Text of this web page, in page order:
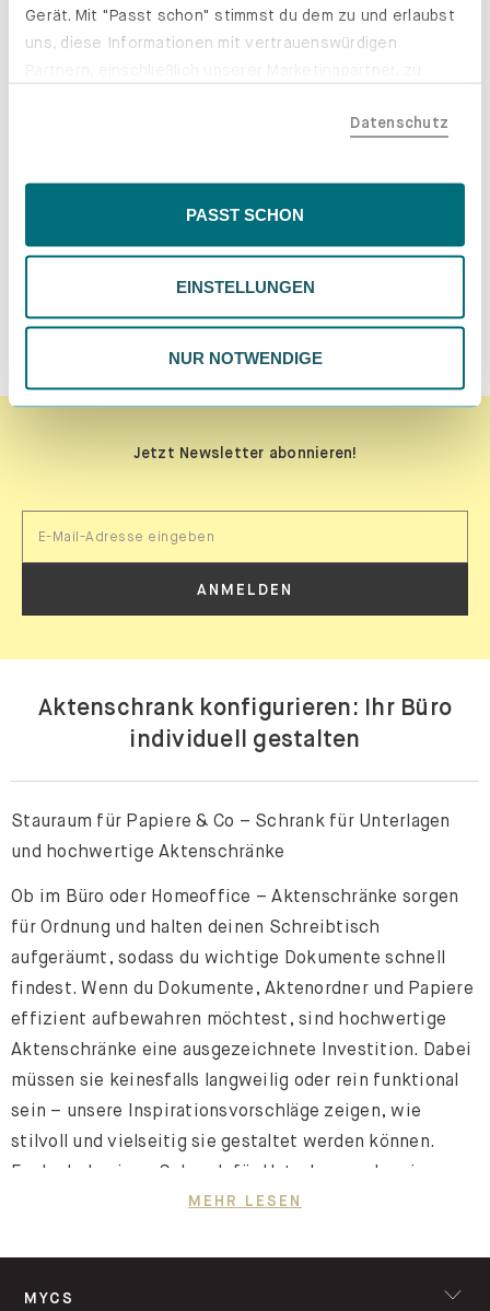
Gerät. Mit "Passt schon" stimmst du dem zu und erlaubst
uns, diese Informationen mit vertrauenswürdigen
der EU, beispielsweise in den USA, verarbeitet werden
Inhalte eingeschränkt sein könnten. Wähle
deiner Präferenzen. Du kannst deine Wahl jederzeit
ändern. Weitere Informationen findest du in unserer
Datenschutzrichtlinie.
Datenschutz
PASST SCHON
EINSTELLUNGEN
NUR NOTWENDIGE
deinen Hängeschrank ganz einfach
Jetzt Newsletter abonnieren!
ANMELDEN
Aktenschrank konfigurieren: Ihr Büro
individuell gestalten
Stauraum für Papiere & Co – Schrank für Unterlagen
und hochwertige Aktenschränke
Ob im Büro oder Homeoffice – Aktenschränke sorgen
für Ordnung und halten deinen Schreibtisch
aufgeräumt, sodass du wichtige Dokumente schnell
findest. Wenn du Dokumente, Aktenordner und Papiere
effizient aufbewahren möchtest, sind hochwertige
Aktenschränke eine ausgezeichnete Investition. Dabei
müssen sie keinesfalls langweilig oder rein funktional
sein – unsere Inspirationsvorschläge zeigen, wie
stilvoll und vielseitig sie gestaltet werden können.
Egal, ob du einen Schrank für Unterlagen oder ein
komplettes Schranksystem für dein Büro benötigst,
funktional als auch ästhetisch ansprechend sind.
MEHR LESEN
MYCS